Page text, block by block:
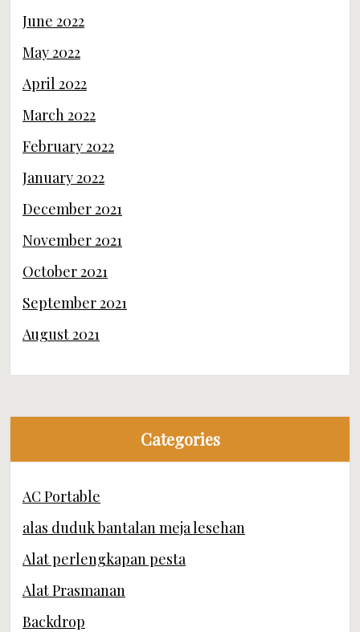
June 2022
May 2022
April 2022
March 2022
February 2022
January 2022
December 2021
November 2021
October 2021
September 2021
August 2021
Categories
AC Portable
alas duduk bantalan meja lesehan
Alat perlengkapan pesta
Alat Prasmanan
Backdrop